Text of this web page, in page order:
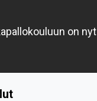
on nyt